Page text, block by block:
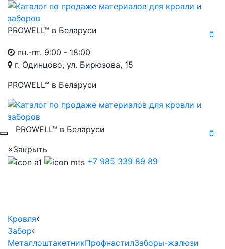
PROWELL™ в Беларуси
пн.-пт. 9:00 - 18:00
г. Одинцово, ул. Бирюзова, 15
PROWELL™ в Беларуси
PROWELL™ в Беларуси
×Закрыть
+7 985 339 89 89
Кровля
Забор
МеталлоштакетникПрофнастилЗаборы-жалюзи